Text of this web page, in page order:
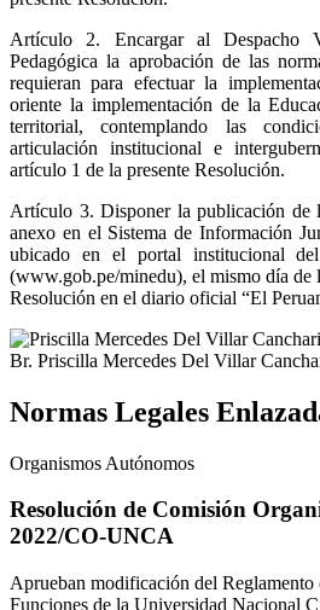
Artículo 2. Encargar al Despacho
Pedagógica la aprobación de las
requieran para efectuar la
oriente la implementación de la
territorial, contemplando las
articulación institucional e
artículo 1 de la presente Resolución.
Artículo 3. Disponer la publicación de
anexo en el Sistema de Información
ubicado en el portal institucional
(www.gob.pe/minedu), el mismo día de
Resolución en el diario oficial “El
Br. Priscilla Mercedes Del Villar
Normas Legales
Organismos Autónomos
Resolución de Comisión
2022/CO-UNCA
Aprueban modificación del
Funciones de la Universidad Nacional